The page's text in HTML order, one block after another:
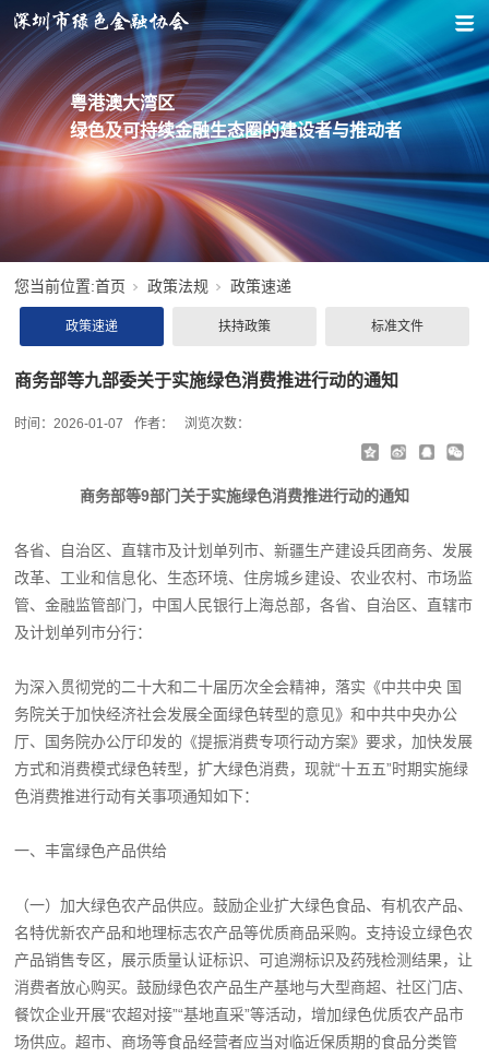
粤港澳大湾区
绿色及可持续金融生态圈的建设者与推动者
您当前位置:首页 政策法规 政策速递
政策速递 扶持政策 标准文件
商务部等九部委关于实施绿色消费推进行动的通知
时间： 2026-01-07 作者： 浏览次数：
商务部等9部门关于实施绿色消费推进行动的通知
各省、自治区、直辖市及计划单列市、新疆生产建设兵团商务、发展
改革、工业和信息化、生态环境、住房城乡建设、农业农村、市场监
管、金融监管部门，中国人民银行上海总部，各省、自治区、直辖市
及计划单列市分行：
为深入贯彻党的二十大和二十届历次全会精神，落实《中共中央 国
务院关于加快经济社会发展全面绿色转型的意见》和中共中央办公
厅、国务院办公厅印发的《提振消费专项行动方案》要求，加快发展
方式和消费模式绿色转型，扩大绿色消费，现就“十五五”时期实施绿
色消费推进行动有关事项通知如下：
一、丰富绿色产品供给
（一）加大绿色农产品供应。鼓励企业扩大绿色食品、有机农产品、
名特优新农产品和地理标志农产品等优质商品采购。支持设立绿色农
产品销售专区，展示质量认证标识、可追溯标识及药残检测结果，让
消费者放心购买。鼓励绿色农产品生产基地与大型商超、社区门店、
餐饮企业开展“农超对接”“基地直采”等活动，增加绿色优质农产品市
场供应。超市、商场等食品经营者应当对临近保质期的食品分类管